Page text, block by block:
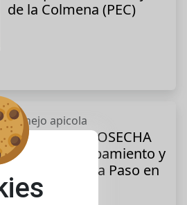
de la Colmena (PEC)
Manejo apicola
Guía para la COSECHA
de MIEL: Equipamiento y
Proceso Paso a Paso en
la Apicultura